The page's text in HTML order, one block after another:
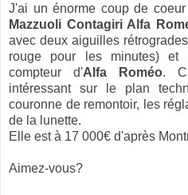
J'ai un énorme coup de
Mazzuoli Contagiri Alfa
avec deux aiguilles
rouge pour les minutes)
compteur d'Alfa Roméo.
intéressant sur le plan
couronne de remontoir, les
de la lunette.
Elle est à 17 000€ d'après
Aimez-vous?